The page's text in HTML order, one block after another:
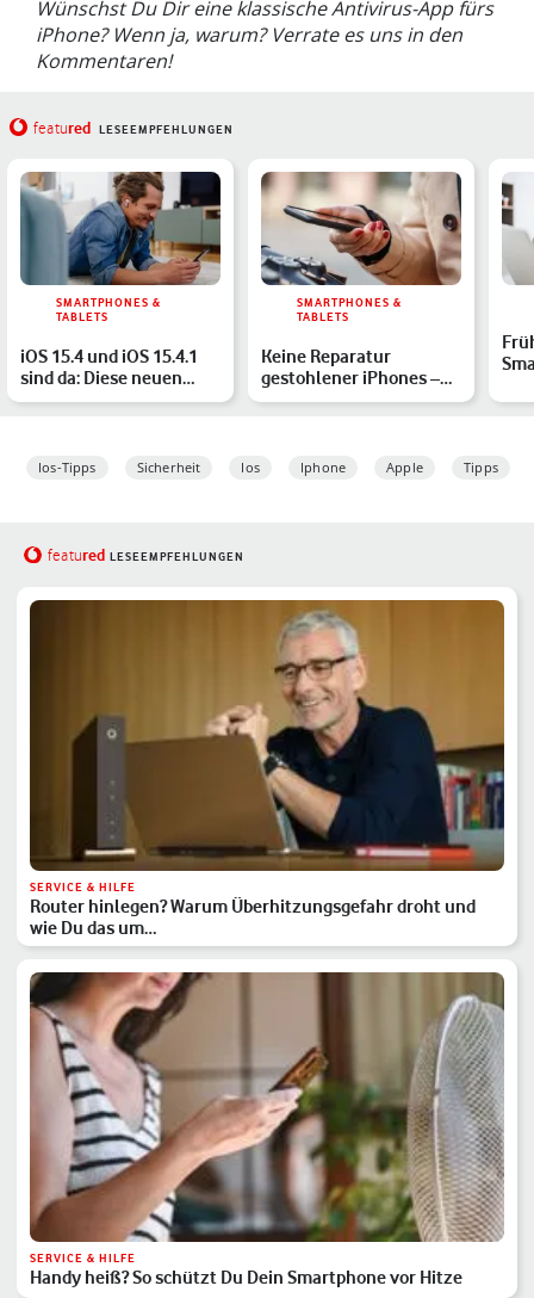
Wünschst Du Dir eine klassische Antivirus-App fürs
iPhone? Wenn ja, warum? Verrate es uns in den
Kommentaren!
featured LESEEMPFEHLUNGEN
SMARTPHONES &
TABLETS
iOS 15.4 und iOS 15.4.1
sind da: Diese neuen
Features erwarten Di…
SMARTPHONES &
TABLETS
Keine Reparatur
gestohlener iPhones –
das steckt dahinter
Ios-Tipps Sicherheit Ios Iphone Apple Tipps
featured LESEEMPFEHLUNGEN
SERVICE & HILFE
Router hinlegen? Warum Überhitzungsgefahr droht und
wie Du das um…
SERVICE & HILFE
Handy heiß? So schützt Du Dein Smartphone vor Hitze